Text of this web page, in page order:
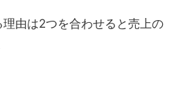
由は2つを合わせると売上の